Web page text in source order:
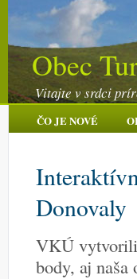
Obec
Vitajte v srdci
ČO JE NOVÉ
Donovaly
VKÚ vytvorili
body, aj naša